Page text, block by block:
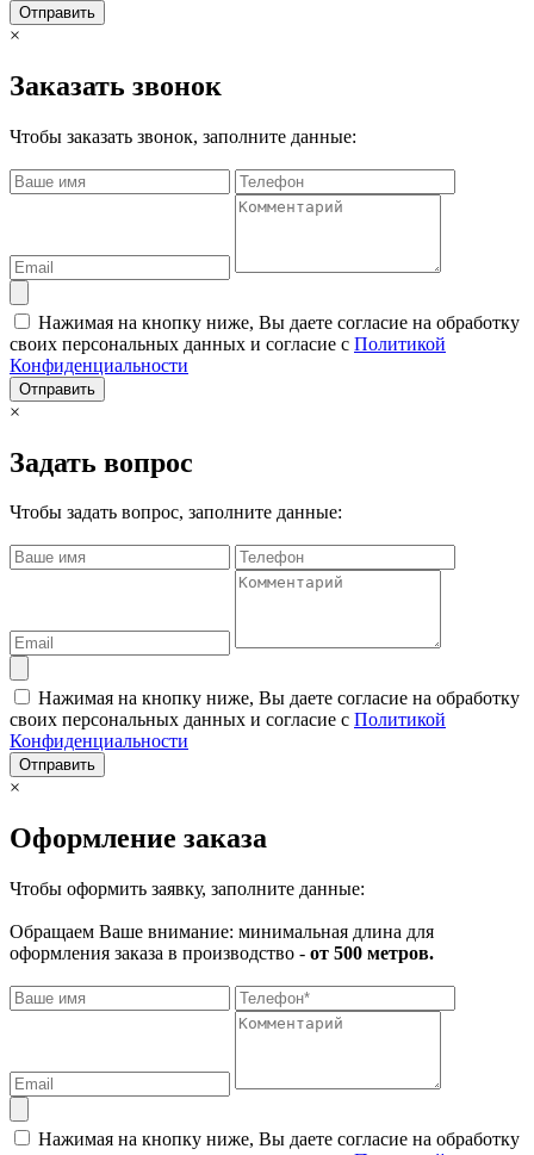
Отправить
×
Заказать звонок
Чтобы заказать звонок, заполните данные:
Нажимая на кнопку ниже, Вы даете согласие на обработку
своих персональных данных и согласие с Политикой
Конфиденциальности
Отправить
×
Задать вопрос
Чтобы задать вопрос, заполните данные:
Нажимая на кнопку ниже, Вы даете согласие на обработку
своих персональных данных и согласие с Политикой
Конфиденциальности
Отправить
×
Оформление заказа
Чтобы оформить заявку, заполните данные:
Обращаем Ваше внимание: минимальная длина для
оформления заказа в производство - от 500 метров.
Нажимая на кнопку ниже, Вы даете согласие на обработку